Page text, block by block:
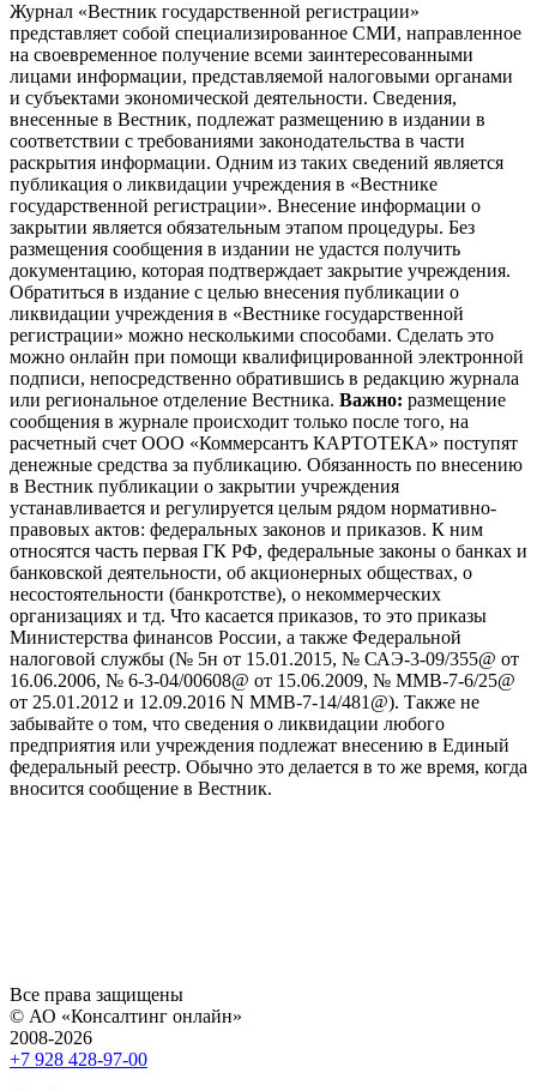
Журнал «Вестник государственной регистрации»
представляет собой специализированное СМИ, направленное
на своевременное получение всеми заинтересованными
лицами информации, представляемой налоговыми органами
и субъектами экономической деятельности. Сведения,
внесенные в Вестник, подлежат размещению в издании в
соответствии с требованиями законодательства в части
раскрытия информации. Одним из таких сведений является
публикация о ликвидации учреждения в «Вестнике
государственной регистрации». Внесение информации о
закрытии является обязательным этапом процедуры. Без
размещения сообщения в издании не удастся получить
документацию, которая подтверждает закрытие учреждения.
Обратиться в издание с целью внесения публикации о
ликвидации учреждения в «Вестнике государственной
регистрации» можно несколькими способами. Сделать это
можно онлайн при помощи квалифицированной электронной
подписи, непосредственно обратившись в редакцию журнала
или региональное отделение Вестника. Важно: размещение
сообщения в журнале происходит только после того, на
расчетный счет ООО «Коммерсантъ КАРТОТЕКА» поступят
денежные средства за публикацию. Обязанность по внесению
в Вестник публикации о закрытии учреждения
устанавливается и регулируется целым рядом нормативно-
правовых актов: федеральных законов и приказов. К ним
относятся часть первая ГК РФ, федеральные законы о банках и
банковской деятельности, об акционерных обществах, о
несостоятельности (банкротстве), о некоммерческих
организациях и тд. Что касается приказов, то это приказы
Министерства финансов России, а также Федеральной
налоговой службы (№ 5н от 15.01.2015, № САЭ-3-09/355@ от
16.06.2006, № 6-3-04/00608@ от 15.06.2009, № ММВ-7-6/25@
от 25.01.2012 и 12.09.2016 N ММВ-7-14/481@). Также не
забывайте о том, что сведения о ликвидации любого
предприятия или учреждения подлежат внесению в Единый
федеральный реестр. Обычно это делается в то же время, когда
вносится сообщение в Вестник.
Все права защищены
© АО «Консалтинг онлайн»
2008-2026
+7 928 428-97-00